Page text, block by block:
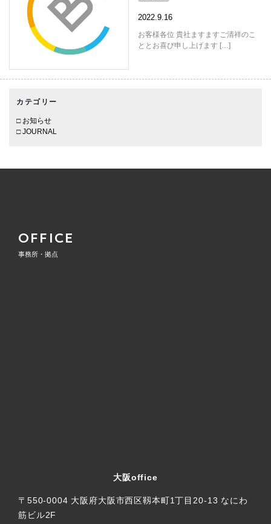
2022.9.16
お客様各位 貴社ますますご清祥のこ
ととお喜び申し上げます […]
カテゴリー
お知らせ
JOURNAL
OFFICE
事務所・拠点
大阪office
〒550-0004 大阪府大阪市西区靱本町1丁目20-13 なにわ
筋ビル2F